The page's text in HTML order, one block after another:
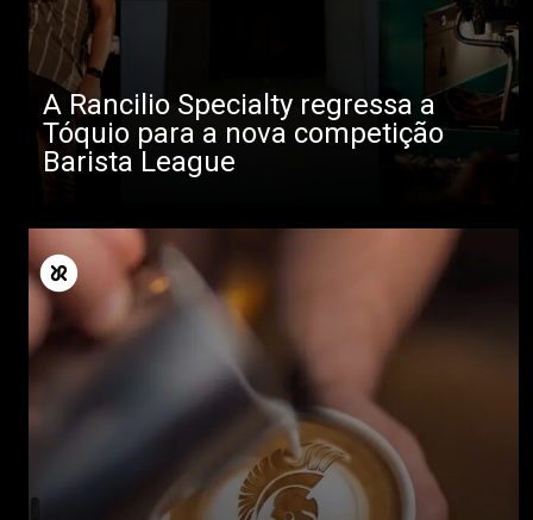
A Rancilio Specialty regressa a
Tóquio para a nova competição
Barista League